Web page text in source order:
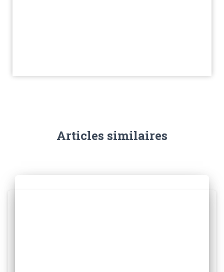
Articles similaires